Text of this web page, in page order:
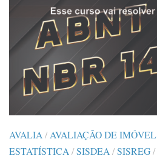
AVALIA /AVALIAÇÃO DE IMÓVEL
ESTATÍSTICA /SISDEA /SISREG/